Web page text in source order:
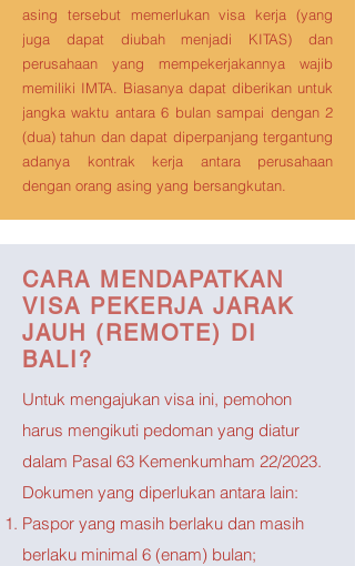
asing tersebut memerlukan visa kerja (yang
juga dapat diubah menjadi KITAS) dan
perusahaan yang mempekerjakannya wajib
memiliki IMTA. Biasanya dapat diberikan untuk
jangka waktu antara 6 bulan sampai dengan 2
(dua) tahun dan dapat diperpanjang tergantung
adanya kontrak kerja antara perusahaan
dengan orang asing yang bersangkutan.
CARA MENDAPATKAN
VISA PEKERJA JARAK
JAUH (REMOTE) DI
BALI?
Untuk mengajukan visa ini, pemohon
harus mengikuti pedoman yang diatur
dalam Pasal 63 Kemenkumham 22/2023.
Dokumen yang diperlukan antara lain:
Paspor yang masih berlaku dan masih
berlaku minimal 6 (enam) bulan;